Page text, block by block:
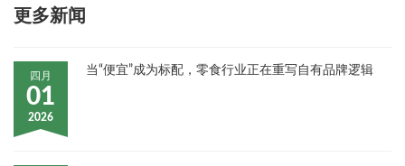
更多新闻
四月
01
2026
当“便宜”成为标配，零食行业正在重写自有品牌逻辑